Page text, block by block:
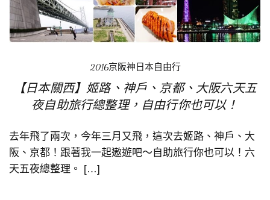
2016京阪神日本自由行
【日本關西】姬路、神戶、京都、大阪六天五
夜自助旅行總整理，自由行你也可以！
去年飛了兩次，今年三月又飛，這次去姬路、神戶、大
阪、京都！跟著我一起遨遊吧～自助旅行你也可以！六
天五夜總整理。 […]